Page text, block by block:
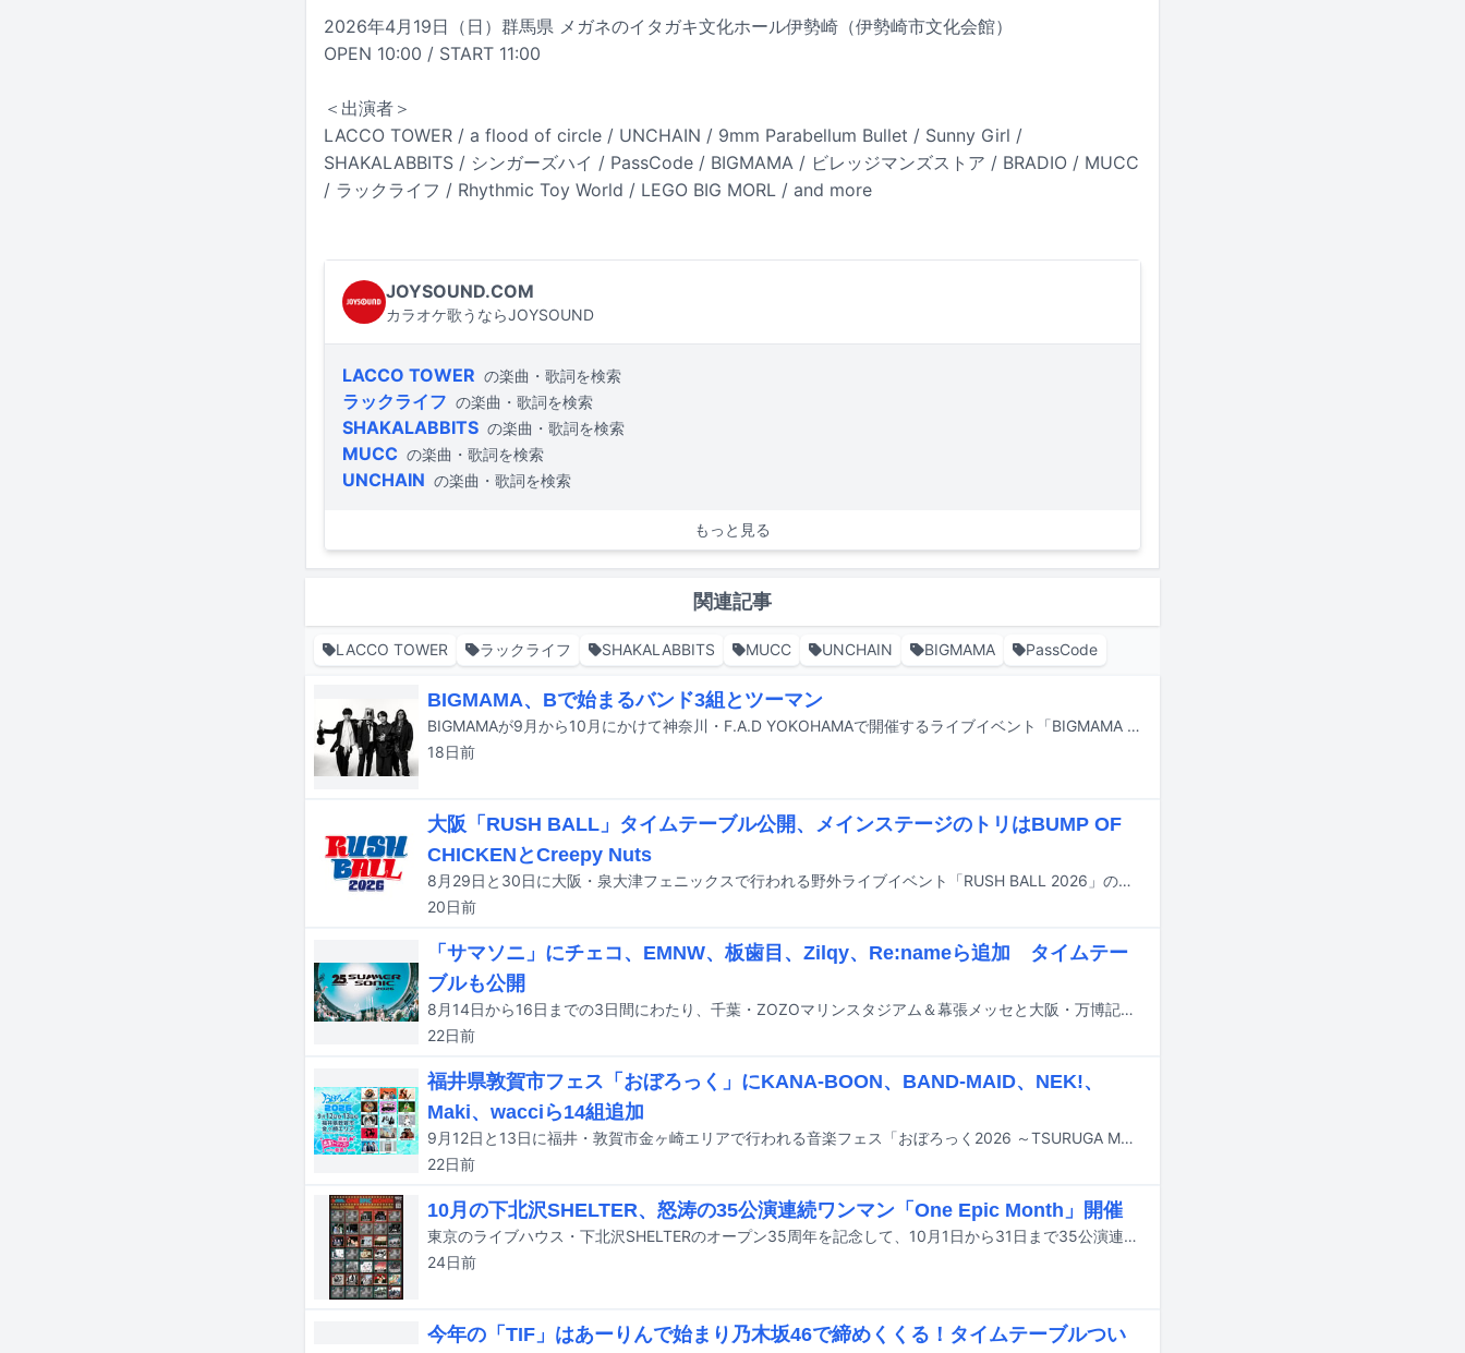
2026年4月19日（日）群馬県 メガネのイタガキ文化ホール伊勢崎（伊勢崎市文化会館）
OPEN 10:00 / START 11:00
＜出演者＞
LACCO TOWER / a flood of circle / UNCHAIN / 9mm Parabellum Bullet / Sunny Girl /
SHAKALABBITS / シンガーズハイ / PassCode / BIGMAMA / ビレッジマンズストア / BRADIO / MUCC
/ ラックライフ / Rhythmic Toy World / LEGO BIG MORL / and more
JOYSOUND.COM
カラオケ歌うならJOYSOUND
LACCO TOWER の楽曲・歌詞を検索
ラックライフ の楽曲・歌詞を検索
SHAKALABBITS の楽曲・歌詞を検索
MUCC の楽曲・歌詞を検索
UNCHAIN の楽曲・歌詞を検索
もっと見る
関連記事
LACCO TOWER ラックライフ SHAKALABBITS MUCC UNCHAIN BIGMAMA PassCode
BIGMAMA、Bで始まるバンド3組とツーマン
BIGMAMAが9月から10月にかけて神奈川・F.A.D YOKOHAMAで開催するライブイベント「BIGMAMA 20th Anniversary × F.A.D YOKOHAMA 30th Anniversary『全てがBになる』」のゲストアーティストが発表された。
18日前
大阪「RUSH BALL」タイムテーブル公開、メインステージのトリはBUMP OF
CHICKENとCreepy Nuts
8月29日と30日に大阪・泉大津フェニックスで行われる野外ライブイベント「RUSH BALL 2026」のタイムテーブルが公開された。
20日前
「サマソニ」にチェコ、EMNW、板歯目、Zilqy、Re:nameら追加 タイムテー
ブルも公開
8月14日から16日までの3日間にわたり、千葉・ZOZOマリンスタジアム＆幕張メッセと大阪・万博記念公園で行われる音楽フェスティバル「SUMMER SONIC 2026」の追加出演アーティストが発表された。
22日前
福井県敦賀市フェス「おぼろっく」にKANA-BOON、BAND-MAID、NEK!、
Maki、wacciら14組追加
9月12日と13日に福井・敦賀市金ヶ崎エリアで行われる音楽フェス「おぼろっく2026 ～TSURUGA MUSIC FESTIVAL～」の最終出演アーティストと日割りが発表された。
22日前
10月の下北沢SHELTER、怒涛の35公演連続ワンマン「One Epic Month」開催
東京のライブハウス・下北沢SHELTERのオープン35周年を記念して、10月1日から31日まで35公演連続ワンマンライブ「One Epic Month」が開催される。
24日前
今年の「TIF」はあーりんで始まり乃木坂46で締めくくる！タイムテーブルつい